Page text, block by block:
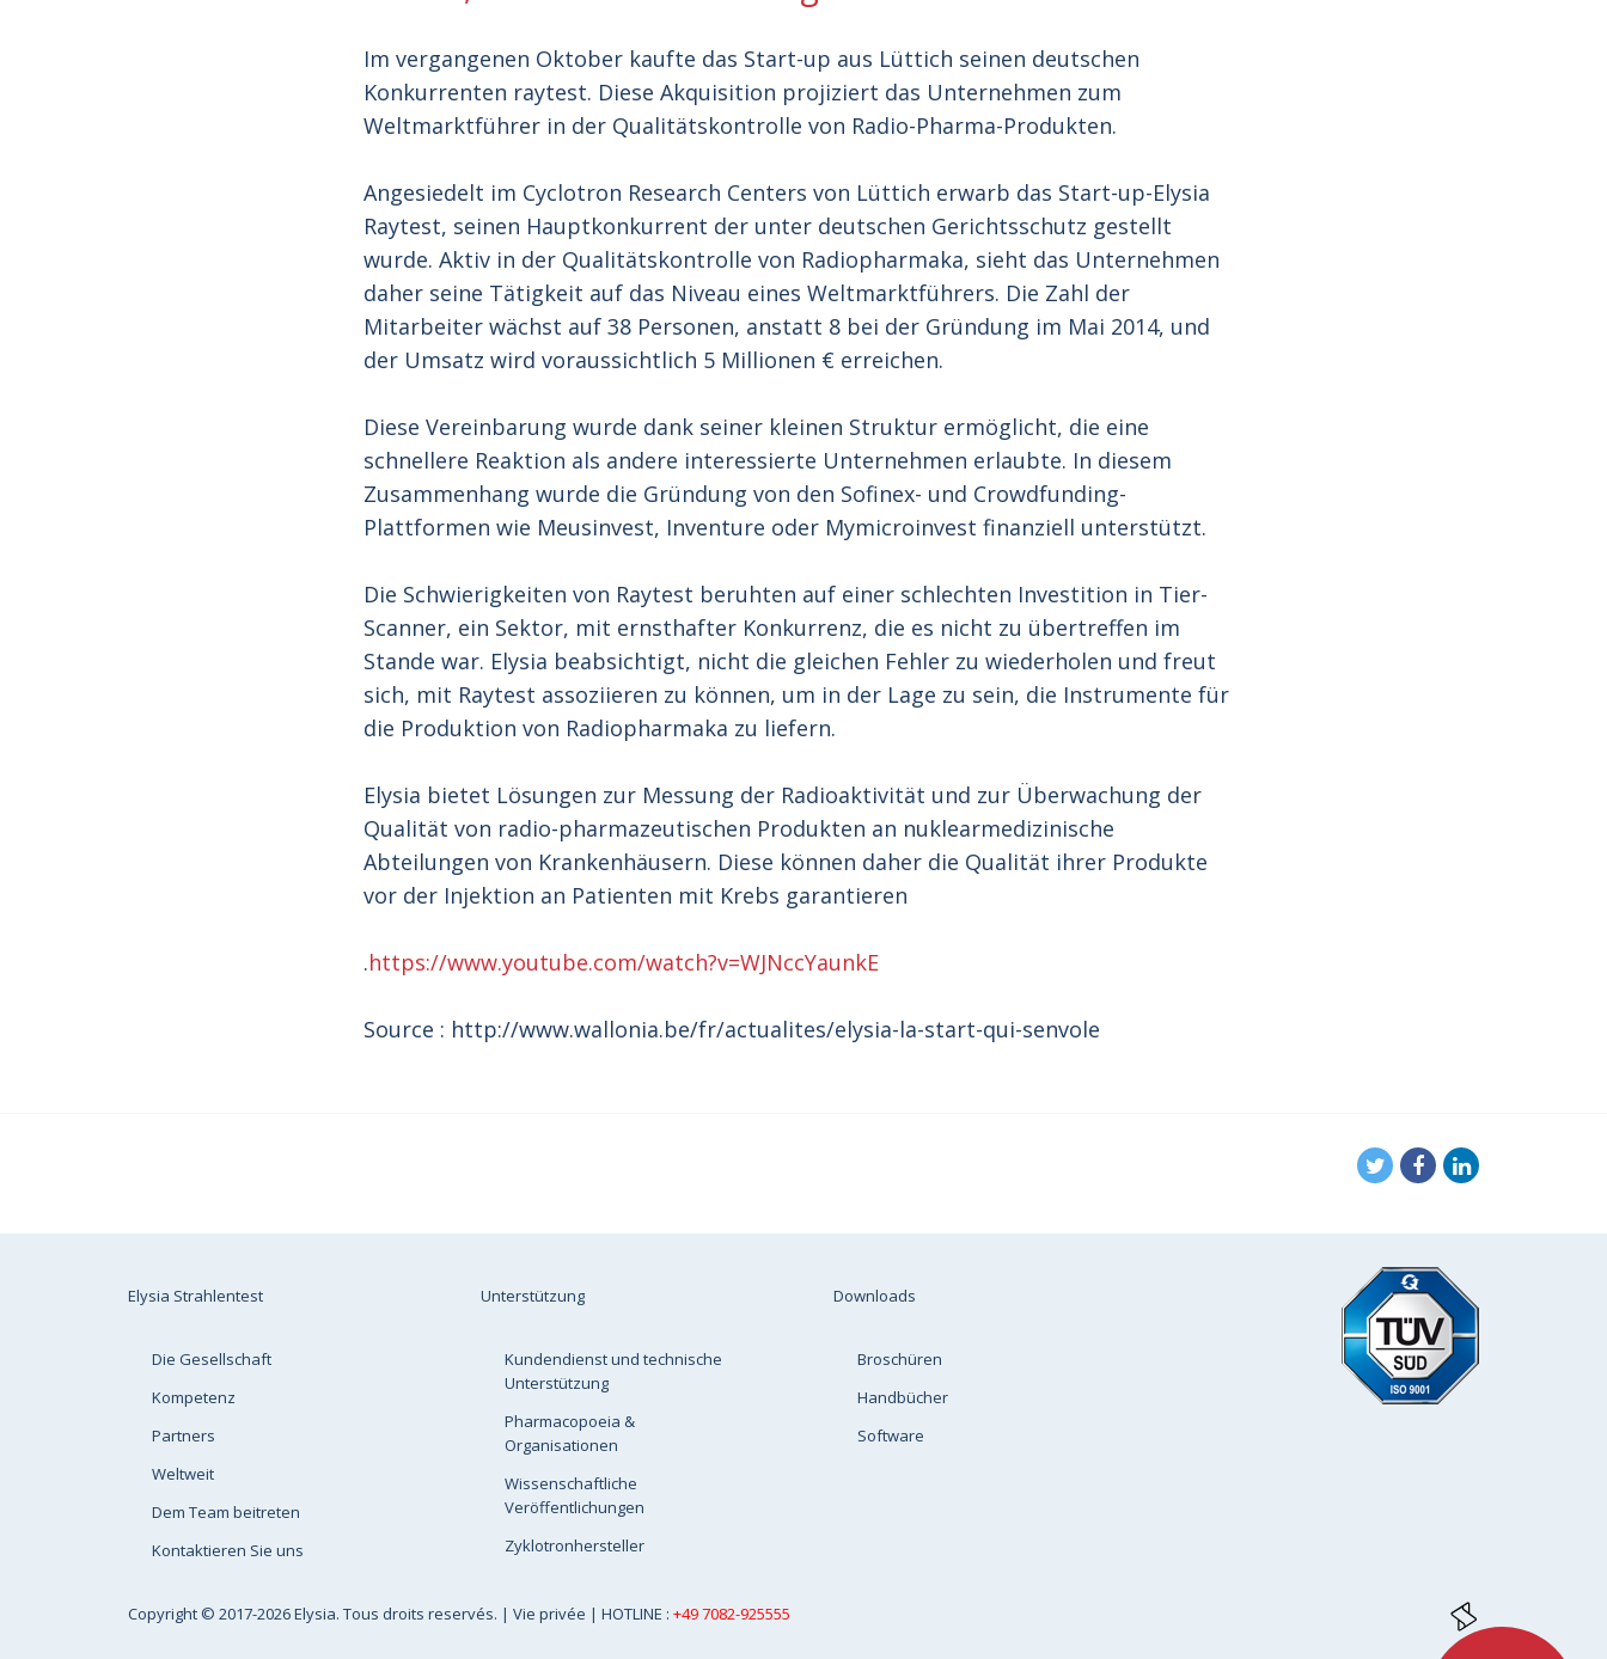
Im vergangenen Oktober kaufte das Start-up aus Lüttich seinen deutschen
Konkurrenten raytest. Diese Akquisition projiziert das Unternehmen zum
Weltmarktführer in der Qualitätskontrolle von Radio-Pharma-Produkten.
Angesiedelt im Cyclotron Research Centers von Lüttich erwarb das Start-up-Elysia
Raytest, seinen Hauptkonkurrent der unter deutschen Gerichtsschutz gestellt
wurde. Aktiv in der Qualitätskontrolle von Radiopharmaka, sieht das Unternehmen
daher seine Tätigkeit auf das Niveau eines Weltmarktführers. Die Zahl der
Mitarbeiter wächst auf 38 Personen, anstatt 8 bei der Gründung im Mai 2014, und
der Umsatz wird voraussichtlich 5 Millionen € erreichen.
Diese Vereinbarung wurde dank seiner kleinen Struktur ermöglicht, die eine
schnellere Reaktion als andere interessierte Unternehmen erlaubte. In diesem
Zusammenhang wurde die Gründung von den Sofinex- und Crowdfunding-
Plattformen wie Meusinvest, Inventure oder Mymicroinvest finanziell unterstützt.
Die Schwierigkeiten von Raytest beruhten auf einer schlechten Investition in Tier-
Scanner, ein Sektor, mit ernsthafter Konkurrenz, die es nicht zu übertreffen im
Stande war. Elysia beabsichtigt, nicht die gleichen Fehler zu wiederholen und freut
sich, mit Raytest assoziieren zu können, um in der Lage zu sein, die Instrumente für
die Produktion von Radiopharmaka zu liefern.
Elysia bietet Lösungen zur Messung der Radioaktivität und zur Überwachung der
Qualität von radio-pharmazeutischen Produkten an nuklearmedizinische
Abteilungen von Krankenhäusern. Diese können daher die Qualität ihrer Produkte
vor der Injektion an Patienten mit Krebs garantieren
.https://www.youtube.com/watch?v=WJNccYaunkE
Source : http://www.wallonia.be/fr/actualites/elysia-la-start-qui-senvole
Elysia Strahlentest
Die Gesellschaft
Kompetenz
Partners
Weltweit
Dem Team beitreten
Kontaktieren Sie uns
Unterstützung
Kundendienst und technische
Unterstützung
Pharmacopoeia &
Organisationen
Wissenschaftliche
Veröffentlichungen
Zyklotronhersteller
Downloads
Broschüren
Handbücher
Software
Copyright © 2017-2026 Elysia. Tous droits reservés. | Vie privée | HOTLINE : +49 7082-925555